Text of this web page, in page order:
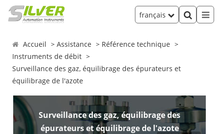
français
Accueil Assistance
Référence technique
Instruments de débit
Surveillance des gaz, équilibrage des épurateurs et
équilibrage de l'azote
Surveillance des gaz, équilibrage des
épurateurs et équilibrage de l'azote